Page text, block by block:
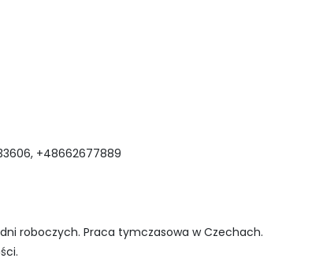
+48662677889
roboczych. Praca tymczasowa w Czechach.